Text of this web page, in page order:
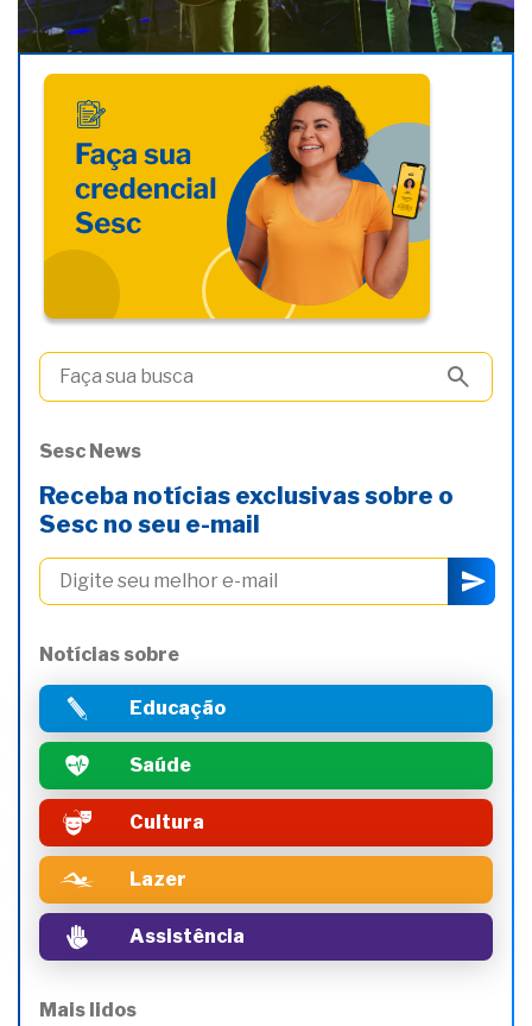
Sesc News
Receba notícias exclusivas sobre o
Sesc no seu e-mail
Notícias sobre
Educação
Saúde
Cultura
Lazer
Assistência
Mais lidos